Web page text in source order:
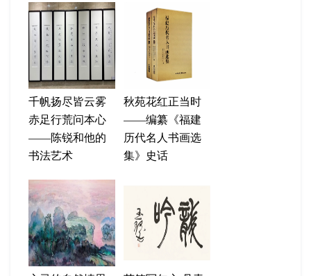
千帆扬尽皆云雾
赤足行荒问本心
——陈锐和他的
书法艺术
秋苑花红正当时
——编纂《福建
历代名人书画选
集》史话